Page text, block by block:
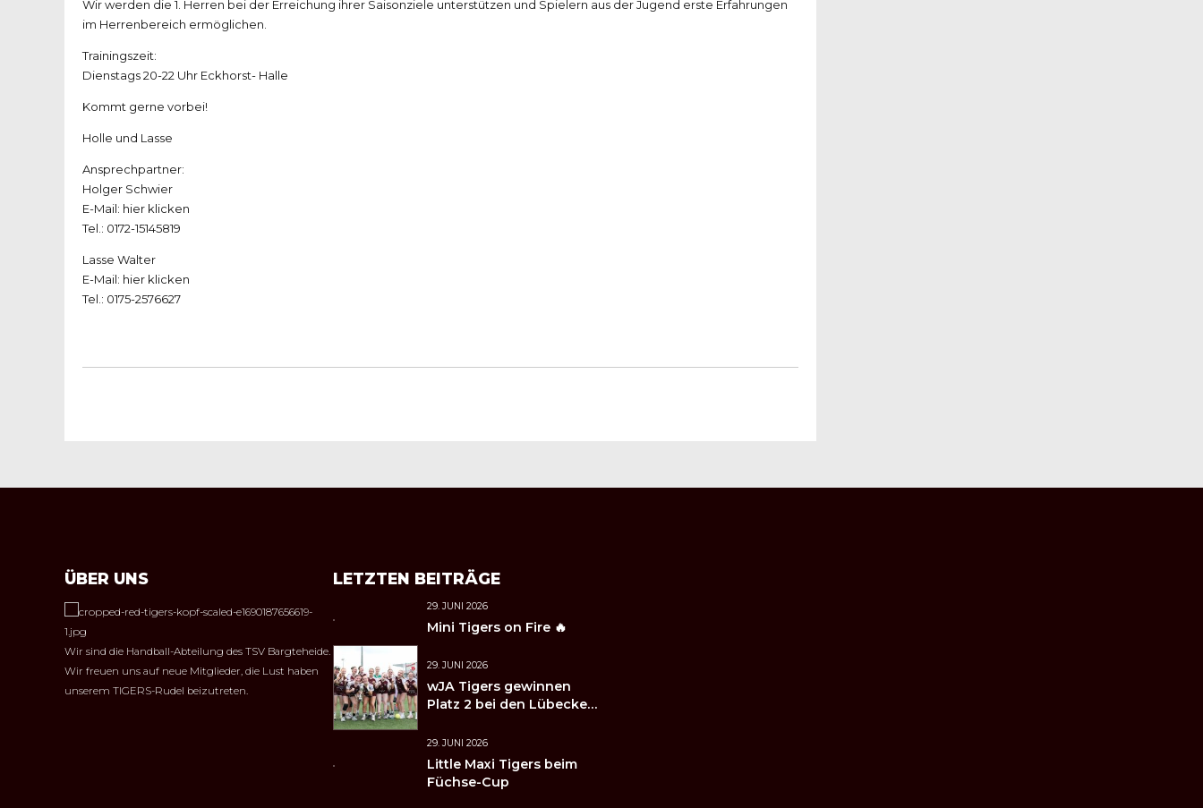
Wir werden die 1. Herren bei der Erreichung ihrer Saisonziele unterstützen und Spielern aus der Jugend erste Erfahrungen
im Herrenbereich ermöglichen.
Trainingszeit:
Dienstags 20-22 Uhr Eckhorst- Halle
Kommt gerne vorbei!
Holle und Lasse
Ansprechpartner:
Holger Schwier
E-Mail: hier klicken
Tel.: 0172-15145819
Lasse Walter
E-Mail: hier klicken
Tel.: 0175-2576627
ÜBER UNS
Wir sind die Handball-Abteilung des TSV Bargteheide.
Wir freuen uns auf neue Mitglieder, die Lust haben
unserem TIGERS-Rudel beizutreten.
LETZTEN BEITRÄGE
29. JUNI 2026
Mini Tigers on Fire 🔥
29. JUNI 2026
wJA Tigers gewinnen
Platz 2 bei den Lübecker
29. JUNI 2026
Little Maxi Tigers beim
Füchse-Cup